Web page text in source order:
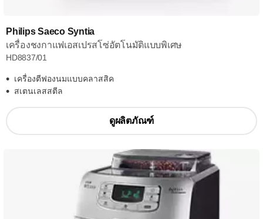
Philips Saeco Syntia
เครื่องชงกาแฟเอสเปรสโซ่อัตโนมัติแบบพิเศษ
HD8837/01
เครื่องตีฟองนมแบบคลาสสิค
สเตนเลสสตีล
ดูผลิตภัณฑ์